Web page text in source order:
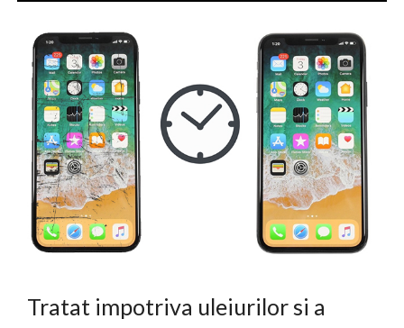
Tratat impotriva uleiurilor si a